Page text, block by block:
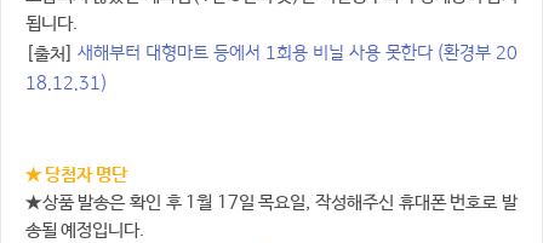
됩니다.
[출처] 새해부터 대형마트 등에서 1회용 비닐 사용 못한다 (환경부 20
18.12.31)
★ 당첨자 명단
★상품 발송은 확인 후 1월 17일 목요일, 작성해주신 휴대폰 번호로 발
송될 예정입니다.